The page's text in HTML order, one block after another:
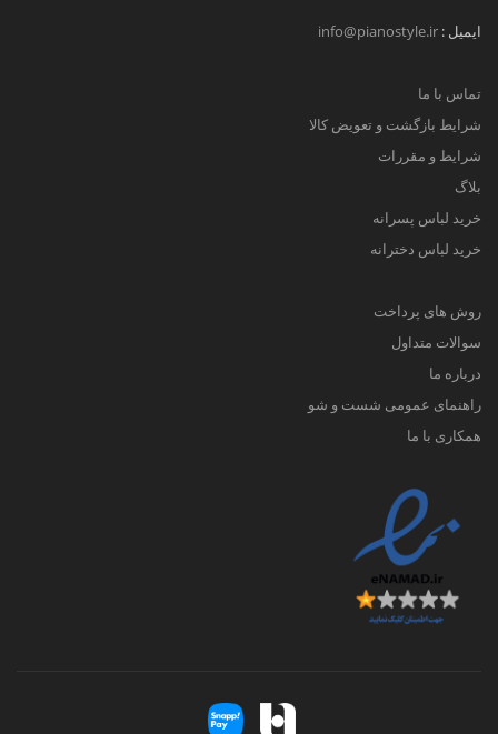
ایمیل : info@pianostyle.ir
تماس با ما
شرایط بازگشت و تعویض کالا
شرایط و مقررات
بلاگ
خرید لباس پسرانه
خرید لباس دخترانه
روش های پرداخت
سوالات متداول
درباره ما
راهنمای عمومی شست و شو
همکاری با ما